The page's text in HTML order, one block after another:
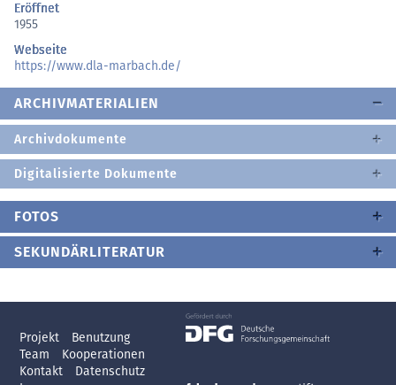
Eröffnet
1955
Webseite
https://www.dla-marbach.de/
ARCHIVMATERIALIEN
Archivdokumente
Digitalisierte Dokumente
FOTOS
SEKUNDÄRLITERATUR
Projekt
Benutzung
Team
Kooperationen
Kontakt
Datenschutz